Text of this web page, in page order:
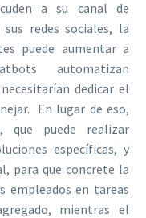
a su canal de
redes sociales, la
puede aumentar a
automatizan
dedicar el
En lugar de eso,
que puede realizar
específicas, y
para que concrete la
empleados en tareas
mientras el